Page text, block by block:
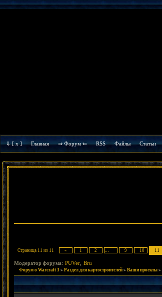
⇓ [ x ] Главная ⇒ Форум ⇐ RSS Файлы Cтатьи
Страница 11 из 11 « 1 2 … 9 10 11
Модератор форума: PUVer Bru
Форум о Warcraft 3 » Раздел для картостроителей » Ваши проекты »